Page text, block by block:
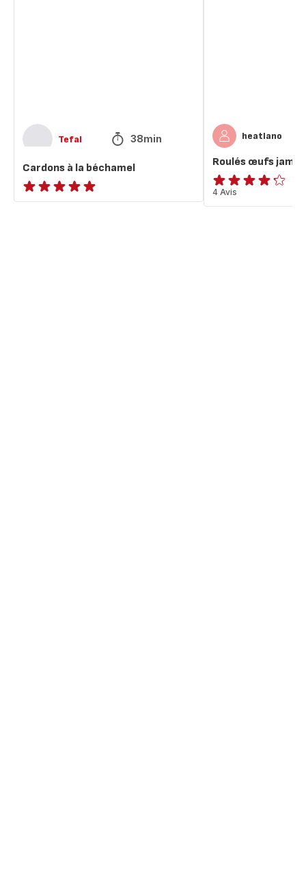
Tefal 38min
Cardons à la béchamel
ratings.NaN
heatlano
Roulés œufs
ratings.4.2
4 Avis